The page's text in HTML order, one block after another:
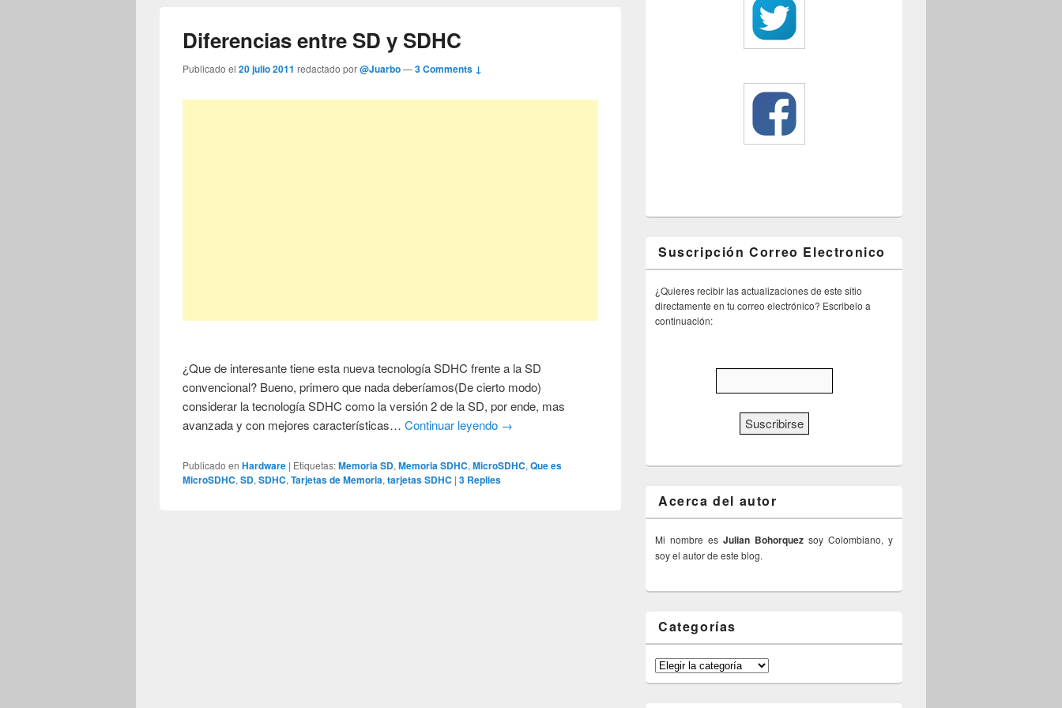
Diferencias entre SD y SDHC
Publicado el20 julio 2011 redactado por@Juarbo—3 Comments ↓
¿Que de interesante tiene esta nueva tecnología SDHC frente a la SD
convencional? Bueno, primero que nada deberíamos(De cierto modo)
considerar la tecnología SDHC como la versión 2 de la SD, por ende, mas
avanzada y con mejores características…Continuar leyendo →
Publicado en Hardware | Etiquetas:Memoria SD,Memoria SDHC,MicroSDHC,Que es
MicroSDHC,SD,SDHC,Tarjetas de Memoria,tarjetas SDHC |3 Replies
Suscripción Correo Electronico
¿Quieres recibir las actualizaciones de este sitio
directamente en tu correo electrónico? Escribelo a
continuación:
Acerca del autor
Mi nombre es Julian Bohorquez soy Colombiano, y
soy el autor de este blog.
Categorías
Categorías